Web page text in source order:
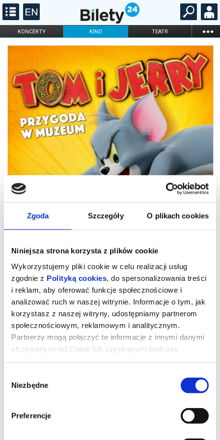
Zgoda Szczegóły O plikach cookies
Niniejsza strona korzysta z plików cookie
Wykorzystujemy pliki cookie w celu realizacji usług
zgodnie z Polityką cookies , do spersonalizowania treści
i reklam, aby oferować funkcje społecznościowe i
analizować ruch w naszej witrynie. Informacje o tym, jak
korzystasz z naszej witryny, udostępniamy partnerom
społecznościowym, reklamowym i analitycznym.
Partnerzy mogą połączyć te informacje z innymi danymi
otrzymanymi od Ciebie lub uzyskanymi podczas
zgody
Niezbędne
Preferencje
KONCERTY KINO TEATR ...
FILHARMONIA OPERA I BALET
KARNETY
TOM I JERRY: PRZYGODA W
MUZEUM 2D dubbing
Podczas pościgu w nowojorskim Metropolitan
Museum Tom i Jerry przypadkowo uruchamiają mityczny Astralny
Kompas, który przenosi ich do olśniewającego Złotego Miasta